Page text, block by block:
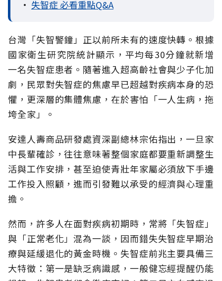
• 失智症 必看重點Q&A
台灣「失智警鐘」正以前所未有的速度快轉。根據
國家衛生研究院統計顯示，平均每30分鐘就新增
一名失智症患者。隨著進入超高齡社會與少子化加
劇，民眾對失智症的焦慮早已超越對疾病本身的恐
懼，更深層的集體焦慮，在於害怕「一人生病，拖
垮全家」。
安達人壽商品研發處資深副總林宗佑指出，一旦家
中長輩確診，往往意味著整個家庭都要重新調整生
活與工作安排，甚至迫使青壯年家屬必須放下手邊
工作投入照顧，進而引發難以承受的經濟與心理重
擔。
然而，許多人在面對疾病初期時，常將「失智症」
與「正常老化」混為一談，因而錯失失智症早期治
療與延緩退化的黃金時機。失智症前兆主要具備三
大特徵：第一是缺乏病識感，一般健忘經提醒仍能